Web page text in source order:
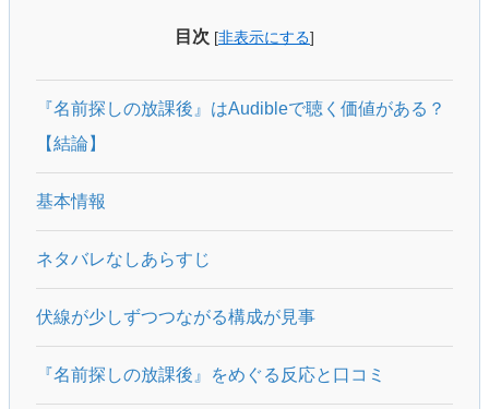
目次 [非表示にする]
『名前探しの放課後』はAudibleで聴く価値がある？
【結論】
基本情報
ネタバレなしあらすじ
伏線が少しずつつながる構成が見事
『名前探しの放課後』をめぐる反応と口コミ